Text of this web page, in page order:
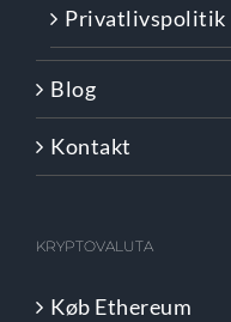
Privatlivspolitik
Blog
Kontakt
KRYPTOVALUTA
Køb Ethereum